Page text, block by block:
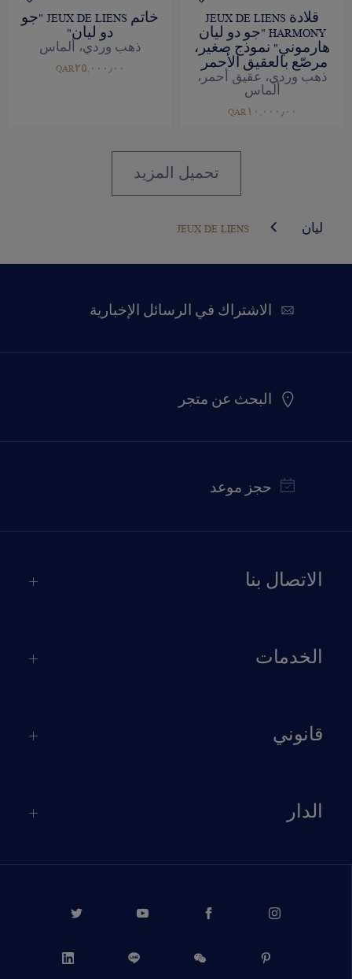
قلادة JEUX DE LIENS
HARMONY "جو دو ليان
هارموني" نموذج صغير،
مرصّع بالعقيق الأحمر
ذهب وردي، عقيق أحمر،
ألماس
QAR١٠,٠٠٠٫٠٠
خاتم JEUX DE LIENS "جو
دو ليان"
ذهب وردي، ألماس
QAR٢٥,٠٠٠٫٠٠
تحميل المزيد
ليان JEUX DE LIENS
الاشتراك في الرسائل الإخبارية
البحث عن متجر
حجز موعد
الاتصال بنا
الخدمات
قانوني
الدار